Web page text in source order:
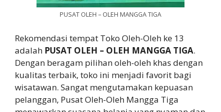
PUSAT OLEH – OLEH MANGGA TIGA
Rekomendasi tempat Toko Oleh-Oleh ke 13
adalah PUSAT OLEH – OLEH MANGGA TIGA.
Dengan beragam pilihan oleh-oleh khas dengan
kualitas terbaik, toko ini menjadi favorit bagi
wisatawan. Sangat mengutamakan kepuasan
pelanggan, Pusat Oleh-Oleh Mangga Tiga